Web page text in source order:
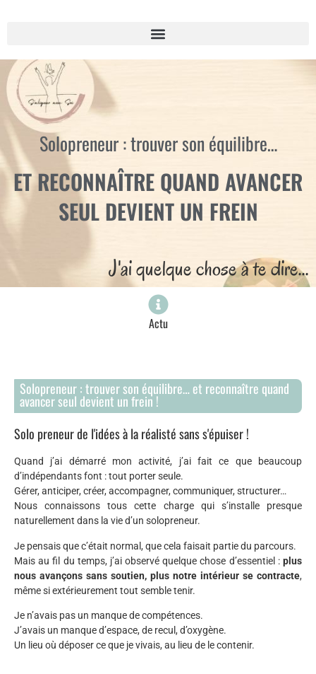
Solopreneur : trouver son équilibre…
ET RECONNAÎTRE QUAND AVANCER
SEUL DEVIENT UN FREIN
J'ai quelque chose à te dire...
Actu
Solopreneur : trouver son équilibre… et reconnaître quand
avancer seul devient un frein !
Solo preneur de l'idées à la réalisté sans s'épuiser !
Quand j’ai démarré mon activité, j’ai fait ce que beaucoup
d’indépendants font : tout porter seule.
Gérer, anticiper, créer, accompagner, communiquer, structurer…
Nous connaissons tous cette charge qui s’installe presque
naturellement dans la vie d’un solopreneur.
Je pensais que c’était normal, que cela faisait partie du parcours.
Mais au fil du temps, j’ai observé quelque chose d’essentiel : plus
nous avançons sans soutien, plus notre intérieur se contracte,
même si extérieurement tout semble tenir.
Je n’avais pas un manque de compétences.
J’avais un manque d’espace, de recul, d’oxygène.
Un lieu où déposer ce que je vivais, au lieu de le contenir.